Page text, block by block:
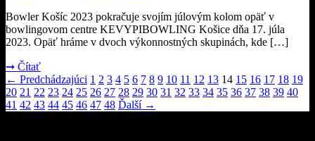
Bowler Košíc 2023 pokračuje svojím júlovým kolom opäť v
bowlingovom centre KEVYPIBOWLING Košice dňa 17. júla
2023. Opäť hráme v dvoch výkonnostných skupinách, kde […]
➞ Čítať
← Predchádzajúci 1 2 3 4 5 6 7 8 9 10 11 12 13 14 15 16 17 18 19
20 21 22 23 24 25 26 27 28 29 30 31 32 33 34 35 36 37 38 39 40
41 42 43 44 45 46 47 48 Ďalší →